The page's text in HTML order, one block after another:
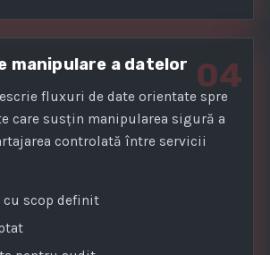
04
manipulare a datelor
fluxuri de date orientate spre
care susțin manipularea sigură a
controlată între servicii
cu scop definit